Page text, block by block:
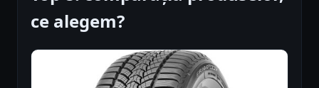
ce alegem?